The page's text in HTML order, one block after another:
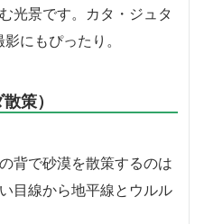
光景です。カタ・ジュタ
にもぴったり。
策）
背で砂漠を散策するのは
目線から地平線とウルル